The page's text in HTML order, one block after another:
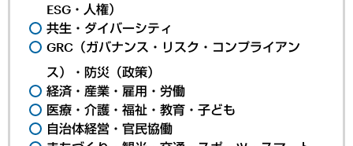
ESG・人権）
共生・ダイバーシティ
GRC（ガバナンス・リスク・コンプライアン
ス）・防災（政策）
経済・産業・雇用・労働
医療・介護・福祉・教育・子ども
自治体経営・官民協働